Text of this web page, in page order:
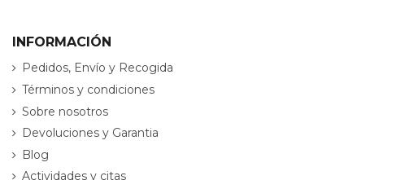
INFORMACIÓN
Pedidos, Envío y Recogida
Términos y condiciones
Sobre nosotros
Devoluciones y Garantia
Blog
Actividades y citas